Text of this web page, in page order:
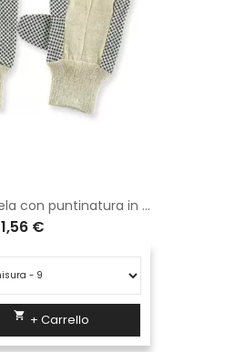
Guanti puntati tela con puntinatura in pvc
1,56 €
 + Carrello